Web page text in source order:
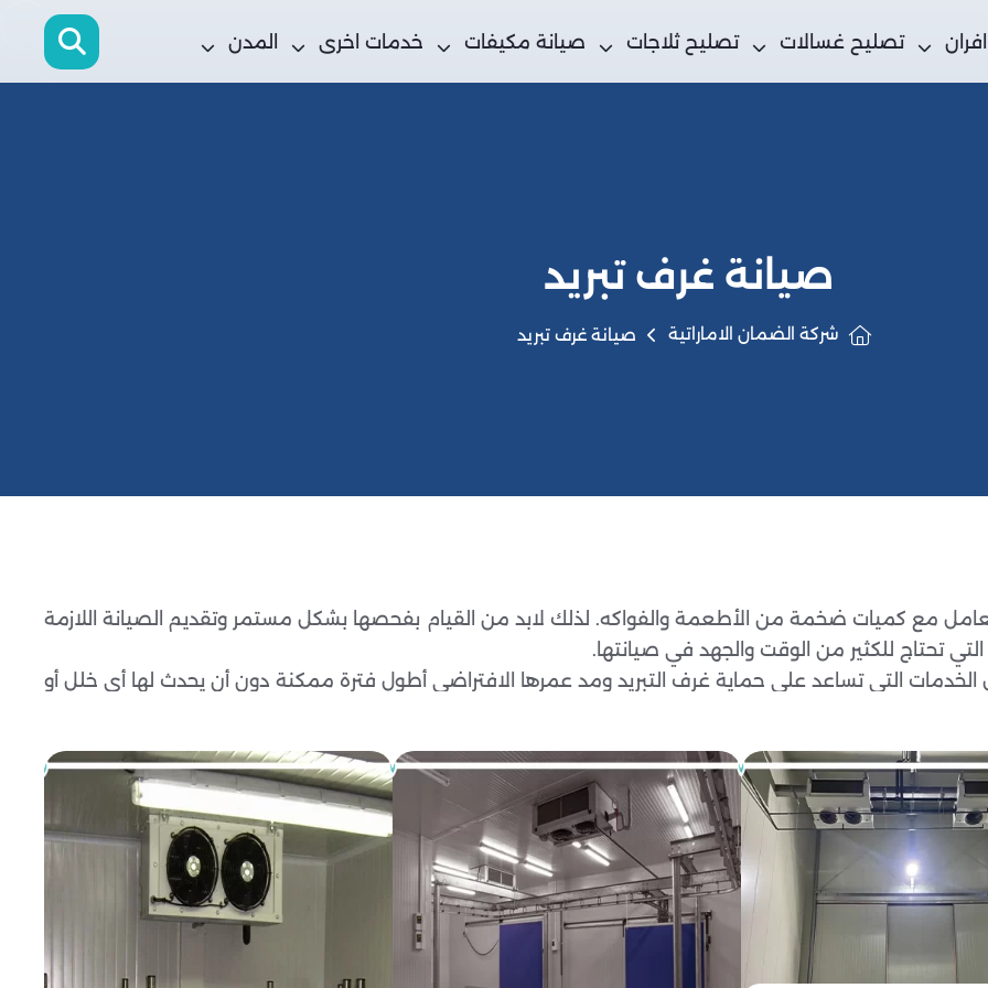
تصليح غسالات تصليح ثلاجات صيانة مكيفات خدمات اخرى المدن
صيانة غرف تبريد
شركة الضمان الاماراتية صيانة غرف تبريد
مع كميات ضخمة من الأطعمة والفواكه. لذلك لابد من القيام بفحصها بشكل مستمر وتقديم الصيانة اللازمة
تحتاج للكثير من الوقت والجهد في صيانتها.
الخدمات التي تساعد على حماية غرف التبريد ومد عمرها الافتراضي أطول فترة ممكنة دون أن يحدث لها أي خلل أو
التبريد بجميع الأحجام والقياسات التي تريدها.
في تنفيذ المهام بأقصى سرعة وأعلى دقة.
والمعدات الحديثة التي لن تجدها إلا في الشركات العالمية.
غرفة التبريد أن يحدث بها أي شكل من أشكال التلف أو الخطأ.
عن التسريبات، ضبط أنظمة التبريد، وتنظيف الوحدات لضمان الأداء الأمثل.
فإننا نقدم خدمات تصميم وإنشاء متكاملة. نضمن استخدام مواد عازلة ذات جودة عالية ونظام تبريد متطور